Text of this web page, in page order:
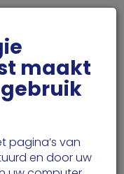
maakt
pagina’s van
en door uw